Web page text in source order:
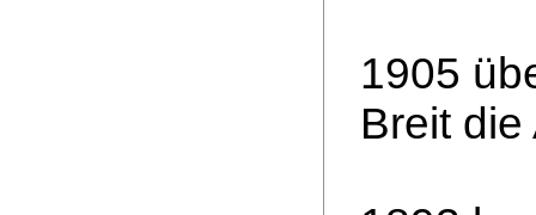
1905
Breit